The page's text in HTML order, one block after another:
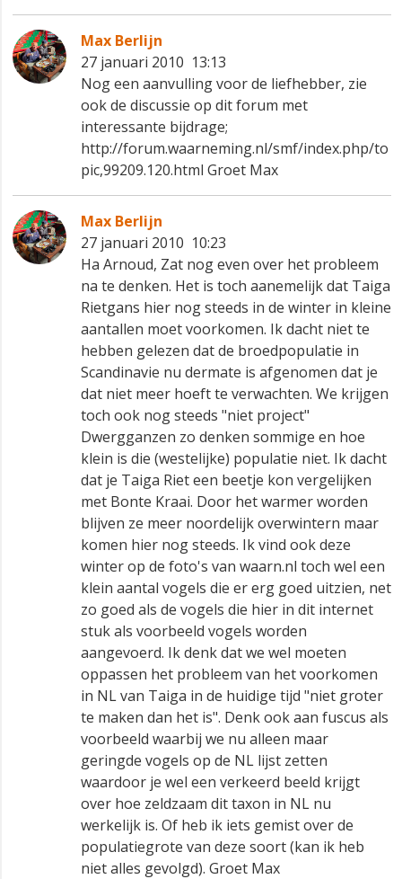
Max Berlijn
27 januari 2010 13:13
Nog een aanvulling voor de liefhebber, zie
ook de discussie op dit forum met
interessante bijdrage;
http://forum.waarneming.nl/smf/index.php/to
pic,99209.120.html Groet Max
Max Berlijn
27 januari 2010 10:23
Ha Arnoud, Zat nog even over het probleem
na te denken. Het is toch aanemelijk dat Taiga
Rietgans hier nog steeds in de winter in kleine
aantallen moet voorkomen. Ik dacht niet te
hebben gelezen dat de broedpopulatie in
Scandinavie nu dermate is afgenomen dat je
dat niet meer hoeft te verwachten. We krijgen
toch ook nog steeds "niet project"
Dwergganzen zo denken sommige en hoe
klein is die (westelijke) populatie niet. Ik dacht
dat je Taiga Riet een beetje kon vergelijken
met Bonte Kraai. Door het warmer worden
blijven ze meer noordelijk overwintern maar
komen hier nog steeds. Ik vind ook deze
winter op de foto's van waarn.nl toch wel een
klein aantal vogels die er erg goed uitzien, net
zo goed als de vogels die hier in dit internet
stuk als voorbeeld vogels worden
aangevoerd. Ik denk dat we wel moeten
oppassen het probleem van het voorkomen
in NL van Taiga in de huidige tijd "niet groter
te maken dan het is". Denk ook aan fuscus als
voorbeeld waarbij we nu alleen maar
geringde vogels op de NL lijst zetten
waardoor je wel een verkeerd beeld krijgt
over hoe zeldzaam dit taxon in NL nu
werkelijk is. Of heb ik iets gemist over de
populatiegrote van deze soort (kan ik heb
niet alles gevolgd). Groet Max